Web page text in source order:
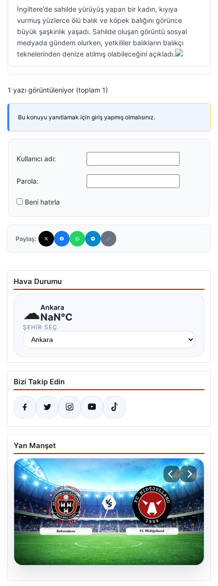
İngiltere’de sahilde yürüyüş yapan bir kadın, kıyıya
vurmuş yüzlerce ölü balık ve köpek balığını görünce
büyük şaşkınlık yaşadı. Sahilde oluşan görüntü sosyal
medyada gündem olurken, yetkililer balıkların balıkçı
teknelerinden denize atılmış olabileceğini açıkladı.
1 yazı görüntüleniyor (toplam 1)
Bu konuyu yanıtlamak için giriş yapmış olmalısınız.
Kullanıcı adı:
Parola:
Beni hatırla
Paylaş:
Hava Durumu
☁Ankara
NaN°C
ŞEHIR SEÇ
Bizi Takip Edin
Yan Manşet
06.08.2026